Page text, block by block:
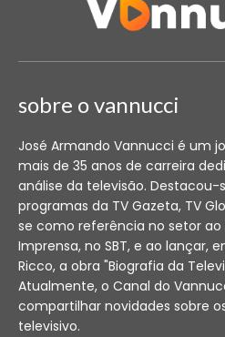
sobre o vannucci
José Armando Vannucci é um
mais de 35 anos de carreira
análise da televisão. Destacou-
programas da TV Gazeta, TV
se como referência no setor
Imprensa, no SBT, e ao lançar,
Ricco, a obra "Biografia da
Atualmente, o Canal do
compartilhar novidades sobre
televisivo.